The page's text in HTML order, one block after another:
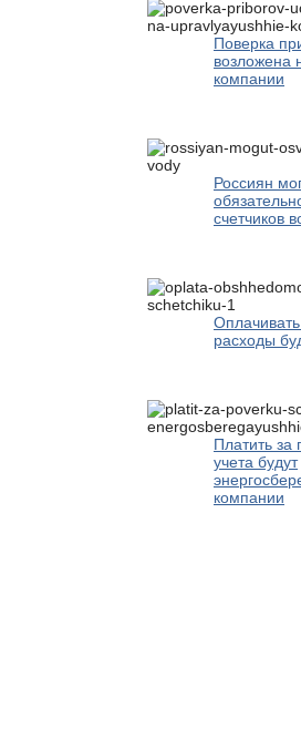
Поверка
возложена
компании
Россиян
счетчиков
расходы
Платить за
учета будут
компании